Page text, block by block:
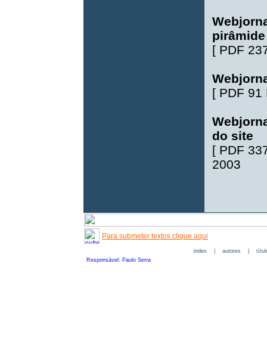
[ PDF
[ PDF 91
do site
[ PDF
2003
Para submeter textos clique aqui
index| autores|